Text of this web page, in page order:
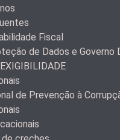
Fiscal
de Dados e Governo
de Prevenção à
de